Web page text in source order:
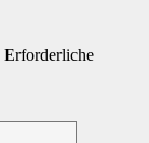
Erforderliche